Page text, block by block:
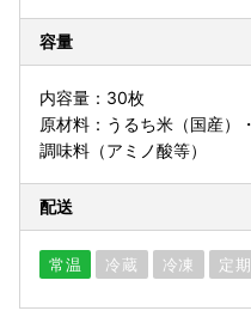
容量
内容量：30枚
原材料：うるち米（国産）
調味料（アミノ酸等）
配送
常温 冷蔵 冷凍 定期